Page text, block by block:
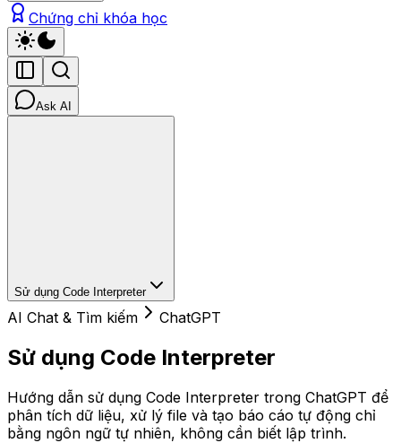
Chứng chỉ khóa học
Ask AI
Sử dụng Code Interpreter
AI Chat & Tìm kiếm ChatGPT
Sử dụng Code Interpreter
Hướng dẫn sử dụng Code Interpreter trong ChatGPT để
phân tích dữ liệu, xử lý file và tạo báo cáo tự động chỉ
bằng ngôn ngữ tự nhiên, không cần biết lập trình.